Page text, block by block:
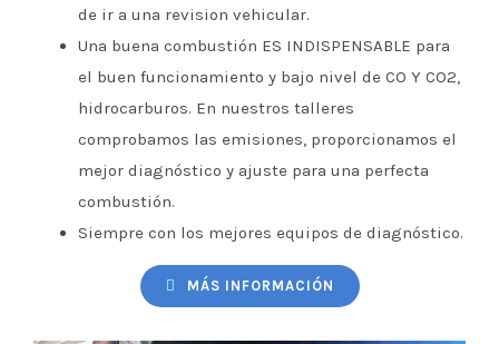
de ir a una revision vehicular.
Una buena combustión ES INDISPENSABLE para
el buen funcionamiento y bajo nivel de CO Y CO2,
hidrocarburos. En nuestros talleres
comprobamos las emisiones, proporcionamos el
mejor diagnóstico y ajuste para una perfecta
combustión.
Siempre con los mejores equipos de diagnóstico.
MÁS INFORMACIÓN